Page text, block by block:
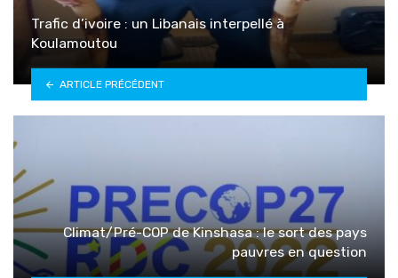
Trafic d’ivoire : un Libanais interpellé à
Koulamoutou
ARTICLE PRÉCÉDENT
Climat/Pré-COP de Kinshasa : le sort des pays
pauvres en question